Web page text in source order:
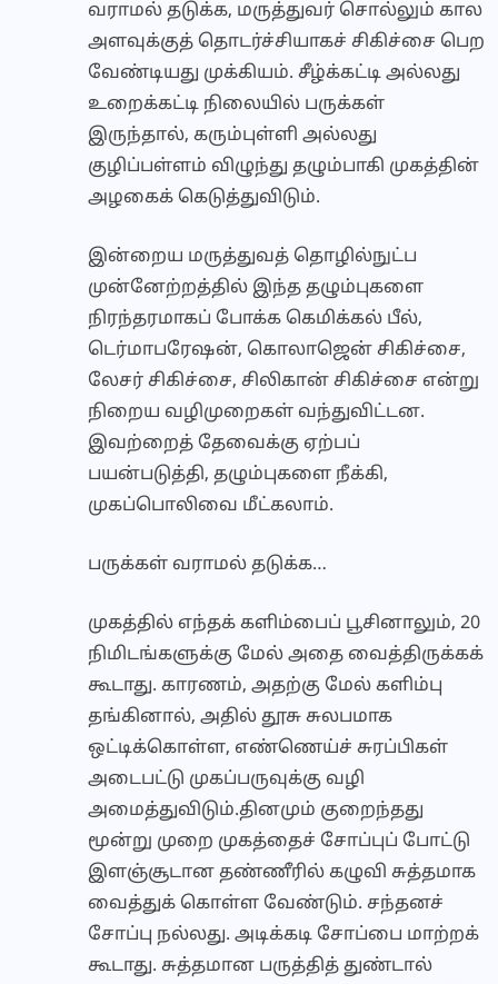
வராமல் தடுக்க, மருத்துவர் சொல்லும் கால
அளவுக்குத் தொடர்ச்சியாகச் சிகிச்சை பெற
வேண்டியது முக்கியம். சீழ்க்கட்டி அல்லது
உறைக்கட்டி நிலையில் பருக்கள்
இருந்தால், கரும்புள்ளி அல்லது
குழிப்பள்ளம் விழுந்து தழும்பாகி முகத்தின்
அழகைக் கெடுத்துவிடும்.
இன்றைய மருத்துவத் தொழில்நுட்ப
முன்னேற்றத்தில் இந்த தழும்புகளை
நிரந்தரமாகப் போக்க கெமிக்கல் பீல்,
டெர்மாபரேஷன், கொலாஜென் சிகிச்சை,
லேசர் சிகிச்சை, சிலிகான் சிகிச்சை என்று
நிறைய வழிமுறைகள் வந்துவிட்டன.
இவற்றைத் தேவைக்கு ஏற்பப்
பயன்படுத்தி, தழும்புகளை நீக்கி,
முகப்பொலிவை மீட்கலாம்.
பருக்கள் வராமல் தடுக்க…
முகத்தில் எந்தக் களிம்பைப் பூசினாலும், 20
நிமிடங்களுக்கு மேல் அதை வைத்திருக்கக்
கூடாது. காரணம், அதற்கு மேல் களிம்பு
தங்கினால், அதில் தூசு சுலபமாக
ஒட்டிக்கொள்ள, எண்ணெய்ச் சுரப்பிகள்
அடைபட்டு முகப்பருவுக்கு வழி
அமைத்துவிடும்.தினமும் குறைந்தது
மூன்று முறை முகத்தைச் சோப்புப் போட்டு
இளஞ்சூடான தண்ணீரில் கழுவி சுத்தமாக
வைத்துக் கொள்ள வேண்டும். சந்தனச்
சோப்பு நல்லது. அடிக்கடி சோப்பை மாற்றக்
கூடாது. சுத்தமான பருத்தித் துண்டால்